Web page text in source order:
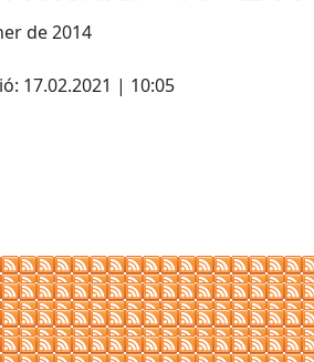
de 2014
17.02.2021 | 10:05